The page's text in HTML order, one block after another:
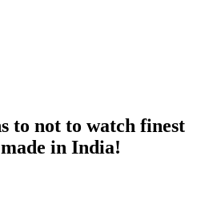
to not to watch finest
in India!